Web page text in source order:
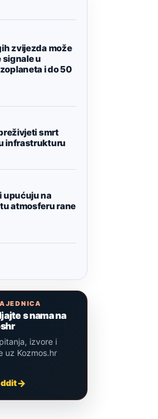
zvijezda može
u
i do 50
smrt
infrastrukturu
upućuju na
atmosferu rane
s nama na
izvore i
uz Kozmos.hr